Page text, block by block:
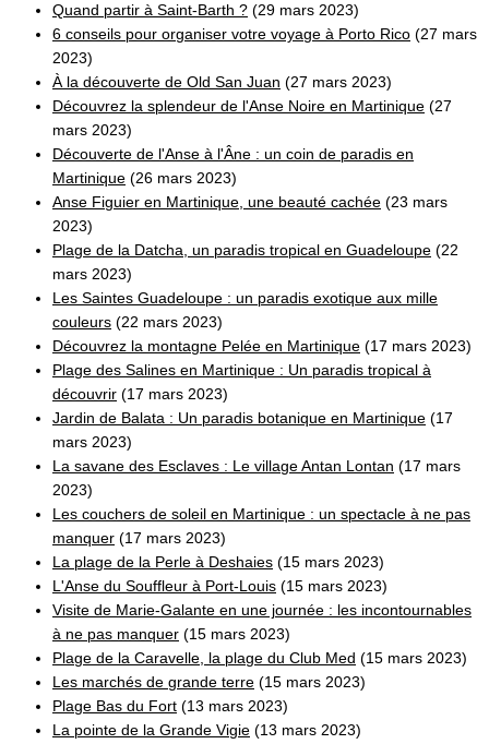
Quand partir à Saint-Barth ? (29 mars 2023)
6 conseils pour organiser votre voyage à Porto Rico (27 mars
2023)
À la découverte de Old San Juan (27 mars 2023)
Découvrez la splendeur de l'Anse Noire en Martinique (27
mars 2023)
Découverte de l'Anse à l'Âne : un coin de paradis en
Martinique (26 mars 2023)
Anse Figuier en Martinique, une beauté cachée (23 mars
2023)
Plage de la Datcha, un paradis tropical en Guadeloupe (22
mars 2023)
Les Saintes Guadeloupe : un paradis exotique aux mille
couleurs (22 mars 2023)
Découvrez la montagne Pelée en Martinique (17 mars 2023)
Plage des Salines en Martinique : Un paradis tropical à
découvrir (17 mars 2023)
Jardin de Balata : Un paradis botanique en Martinique (17
mars 2023)
La savane des Esclaves : Le village Antan Lontan (17 mars
2023)
Les couchers de soleil en Martinique : un spectacle à ne pas
manquer (17 mars 2023)
La plage de la Perle à Deshaies (15 mars 2023)
L'Anse du Souffleur à Port-Louis (15 mars 2023)
Visite de Marie-Galante en une journée : les incontournables
à ne pas manquer (15 mars 2023)
Plage de la Caravelle, la plage du Club Med (15 mars 2023)
Les marchés de grande terre (15 mars 2023)
Plage Bas du Fort (13 mars 2023)
La pointe de la Grande Vigie (13 mars 2023)